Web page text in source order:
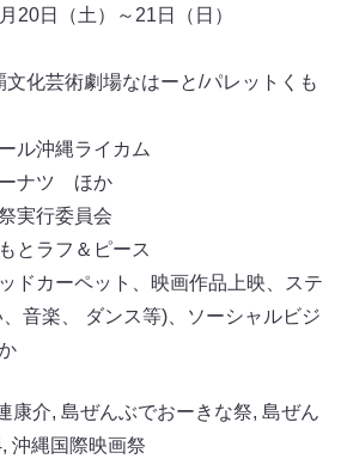
20日（土）～21日（日）
化芸術劇場なはーと/パレットくも
ル沖縄ライカム
ナツ ほか
実行委員会
とラフ＆ピース
ドカーペット、映画作品上映、ステ
音楽、 ダンス等)、ソーシャルビジ
康介, 島ぜんぶでおーきな祭, 島ぜん
, 沖縄国際映画祭